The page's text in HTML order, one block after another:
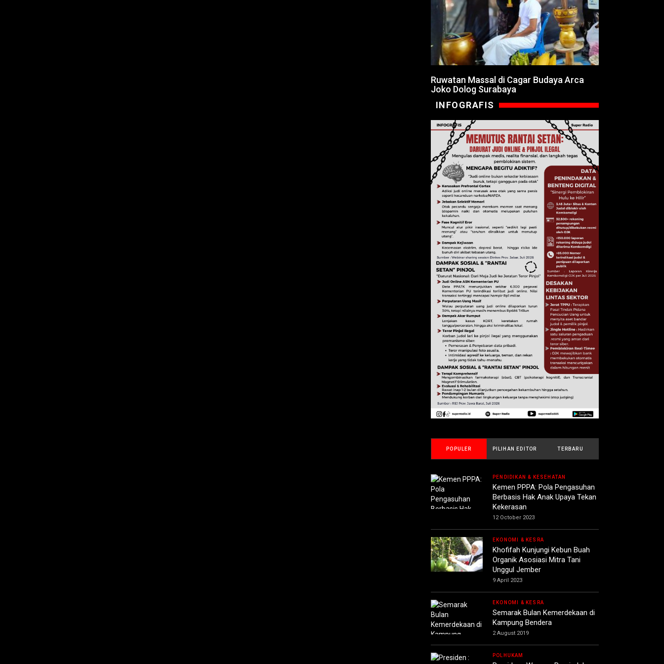
Ruwatan Massal di Cagar Budaya Arca
Joko Dolog Surabaya
INFOGRAFIS
POPULER PILIHAN EDITOR TERBARU
PENDIDIKAN & KESEHATAN
Kemen PPPA: Pola Pengasuhan
Berbasis Hak Anak Upaya Tekan
Kekerasan
12 October 2023
EKONOMI & KESRA
Khofifah Kunjungi Kebun Buah
Organik Asosiasi Mitra Tani
Unggul Jember
9 April 2023
EKONOMI & KESRA
Semarak Bulan Kemerdekaan di
Kampung Bendera
2 August 2019
POLHUKAM